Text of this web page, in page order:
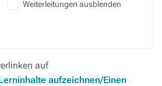
Weiterleitungen ausblenden
auf
aufzeichnen/Einen